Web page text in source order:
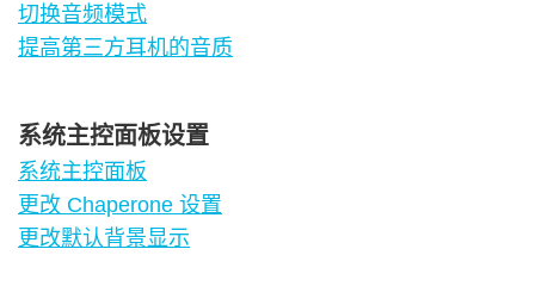
切换音频模式
提高第三方耳机的音质
系统主控面板设置
系统主控面板
更改 Chaperone 设置
更改默认背景显示